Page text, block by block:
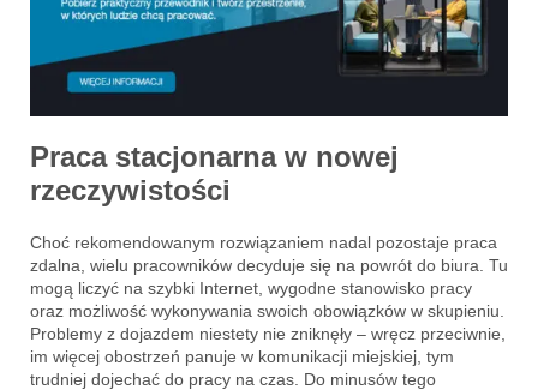
Praca stacjonarna w nowej
rzeczywistości
Choć rekomendowanym rozwiązaniem nadal pozostaje praca
zdalna, wielu pracowników decyduje się na powrót do biura. Tu
mogą liczyć na szybki Internet, wygodne stanowisko pracy
oraz możliwość wykonywania swoich obowiązków w skupieniu.
Problemy z dojazdem niestety nie zniknęły – wręcz przeciwnie,
im więcej obostrzeń panuje w komunikacji miejskiej, tym
trudniej dojechać do pracy na czas. Do minusów tego